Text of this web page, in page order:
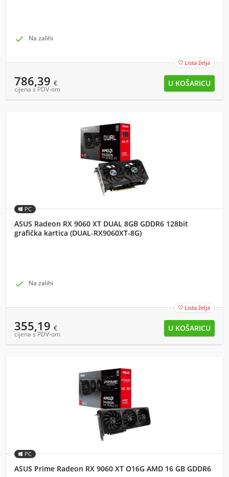
 Na zalihi
 Lista želja
786,39 €
cijena s PDV-om
PC
ASUS Radeon RX 9060 XT DUAL 8GB GDDR6 128bit
grafička kartica (DUAL-RX9060XT-8G)
 Na zalihi
 Lista želja
355,19 €
cijena s PDV-om
PC
ASUS Prime Radeon RX 9060 XT O16G AMD 16 GB GDDR6